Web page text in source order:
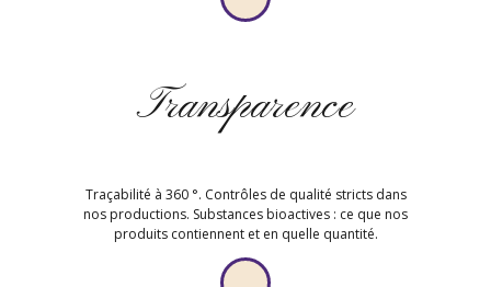
Transparence
Traçabilité à 360 °. Contrôles de qualité stricts dans
nos productions. Substances bioactives : ce que nos
produits contiennent et en quelle quantité.